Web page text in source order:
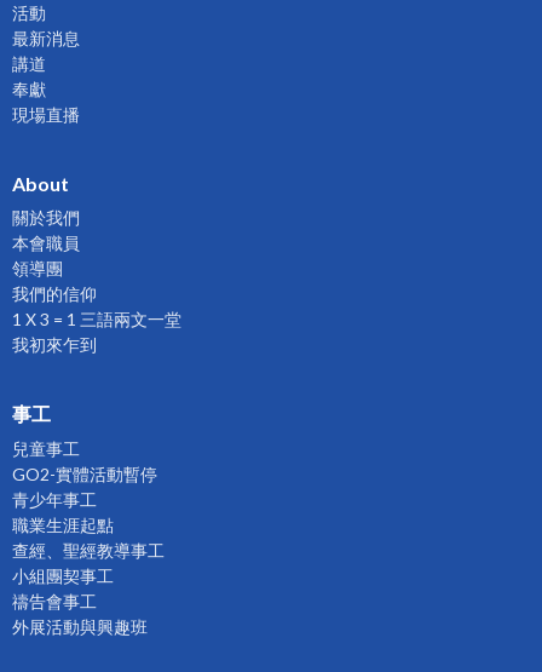
活動
最新消息
講道
奉獻
現場直播
About
關於我們
本會職員
領導團
我們的信仰
1 X 3 = 1 三語兩文一堂
我初來乍到
事工
兒童事工
GO2-實體活動暫停
青少年事工
職業生涯起點
查經、聖經教導事工
小組團契事工
禱告會事工
外展活動與興趣班